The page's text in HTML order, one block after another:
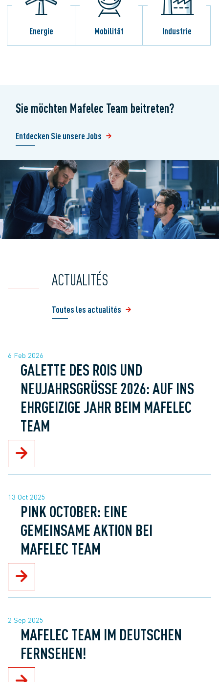
Energie Mobilität Industrie
Sie möchten Mafelec Team beitreten?
Entdecken Sie unsere Jobs
ACTUALITÉS
Toutes les actualités
6 Feb 2026
GALETTE DES ROIS UND
NEUJAHRSGRÜSSE 2026: AUF INS E
HRGEIZIGE JAHR BEIM MAFELEC T
EAM
13 Oct 2025
PINK OCTOBER: EINE
GEMEINSAME AKTION BEI
MAFELEC TEAM
2 Sep 2025
MAFELEC TEAM IM DEUTSCHEN
FERNSEHEN!